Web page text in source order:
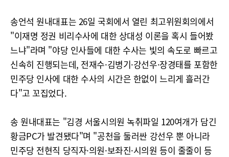
송언석 원내대표는 26일 국회에서 열린 최고위원회의에서
"이재명 정권 비리수사에 대한 상대성 이론을 혹시 들어봤
느냐"라며 "야당 인사들에 대한 수사는 빛의 속도로 빠르고
신속히 진행되는데, 전재수·김병기·강선우·장경태를 포함한
민주당 인사에 대한 수사의 시간은 한없이 느리게 흘러간
다"고 꼬집었다.
송 원내대표는 "김경 서울시의원 녹취파일 120여개가 담긴
황금PC가 발견됐다"며 "공천을 둘러싼 강선우 뿐 아니라
민주당 전현직 당직자·의원·보좌진·시의원 등이 줄줄이 등